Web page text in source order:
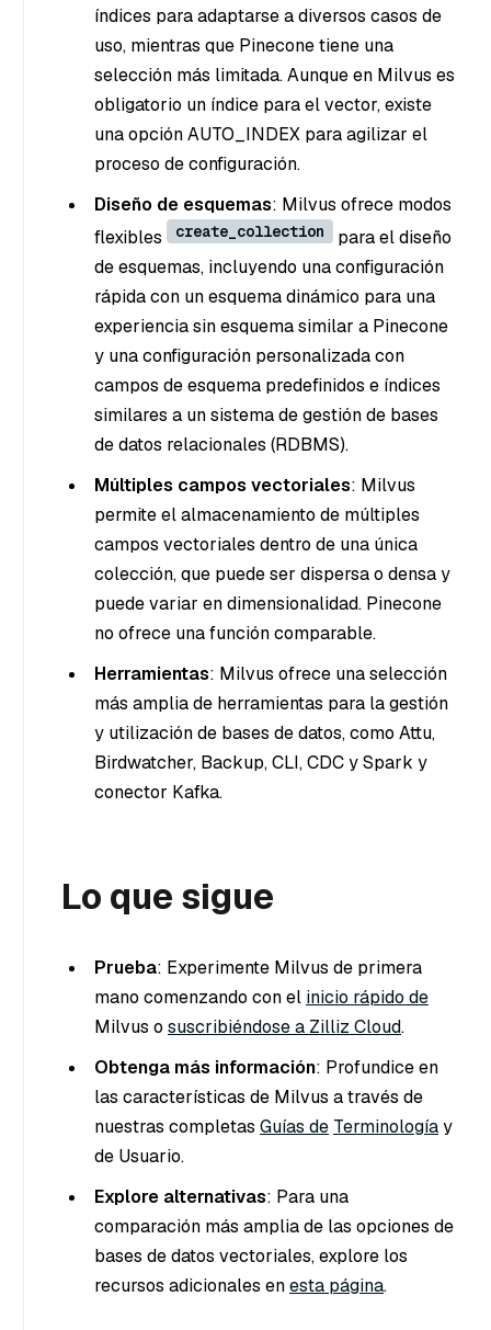
índices para adaptarse a diversos casos de
uso, mientras que Pinecone tiene una
selección más limitada. Aunque en Milvus es
obligatorio un índice para el vector, existe
una opción AUTO_INDEX para agilizar el
proceso de configuración.
Diseño de esquemas: Milvus ofrece modos
flexibles
create_collection
para el diseño
de esquemas, incluyendo una configuración
rápida con un esquema dinámico para una
experiencia sin esquema similar a Pinecone
y una configuración personalizada con
campos de esquema predefinidos e índices
similares a un sistema de gestión de bases
de datos relacionales (RDBMS).
Múltiples campos vectoriales: Milvus
permite el almacenamiento de múltiples
campos vectoriales dentro de una única
colección, que puede ser dispersa o densa y
puede variar en dimensionalidad. Pinecone
no ofrece una función comparable.
Herramientas: Milvus ofrece una selección
más amplia de herramientas para la gestión
y utilización de bases de datos, como Attu,
Birdwatcher, Backup, CLI, CDC y Spark y
conector Kafka.
Lo que sigue
Prueba: Experimente Milvus de primera
mano comenzando con el inicio rápido de
Milvus o suscribiéndose a Zilliz Cloud.
Obtenga más información: Profundice en
las características de Milvus a través de
nuestras completas Guías de Terminologíay
de Usuario.
Explore alternativas: Para una
comparación más amplia de las opciones de
bases de datos vectoriales, explore los
recursos adicionales enesta página.